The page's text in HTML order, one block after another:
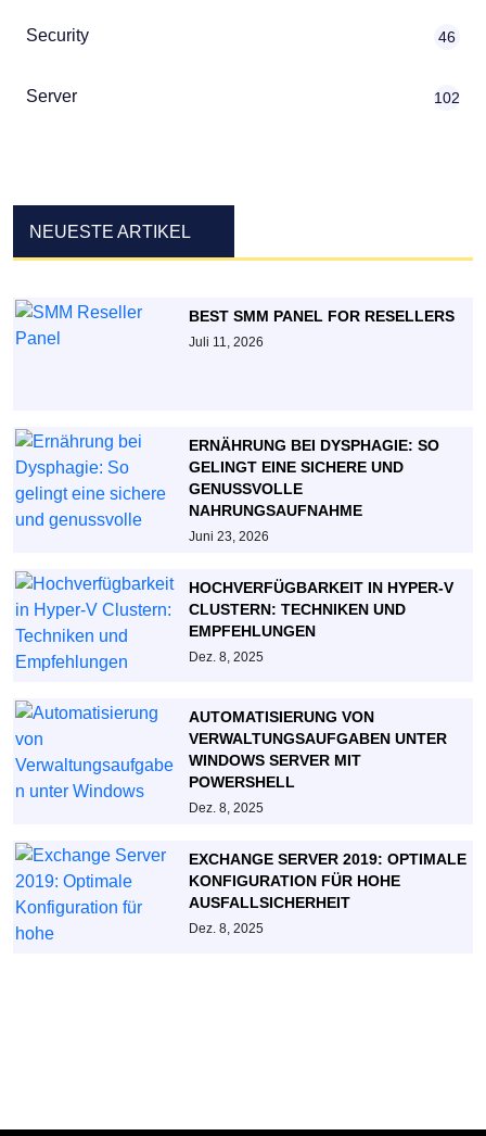
Security 46
Server 102
NEUESTE ARTIKEL
BEST SMM PANEL FOR RESELLERS
Juli 11, 2026
ERNÄHRUNG BEI DYSPHAGIE: SO
GELINGT EINE SICHERE UND
GENUSSVOLLE
NAHRUNGSAUFNAHME
Juni 23, 2026
HOCHVERFÜGBARKEIT IN HYPER-V
CLUSTERN: TECHNIKEN UND
EMPFEHLUNGEN
Dez. 8, 2025
AUTOMATISIERUNG VON
VERWALTUNGSAUFGABEN UNTER
WINDOWS SERVER MIT
POWERSHELL
Dez. 8, 2025
EXCHANGE SERVER 2019: OPTIMALE
KONFIGURATION FÜR HOHE
AUSFALLSICHERHEIT
Dez. 8, 2025